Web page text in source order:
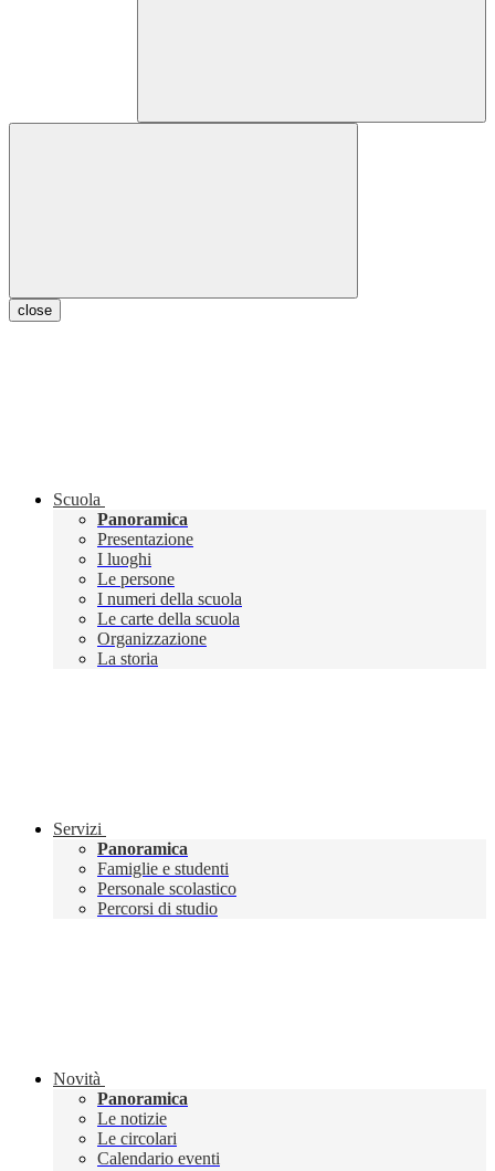
close
Scuola
Panoramica
Presentazione
I luoghi
Le persone
I numeri della scuola
Le carte della scuola
Organizzazione
La storia
Servizi
Panoramica
Famiglie e studenti
Personale scolastico
Percorsi di studio
Novità
Panoramica
Le notizie
Le circolari
Calendario eventi